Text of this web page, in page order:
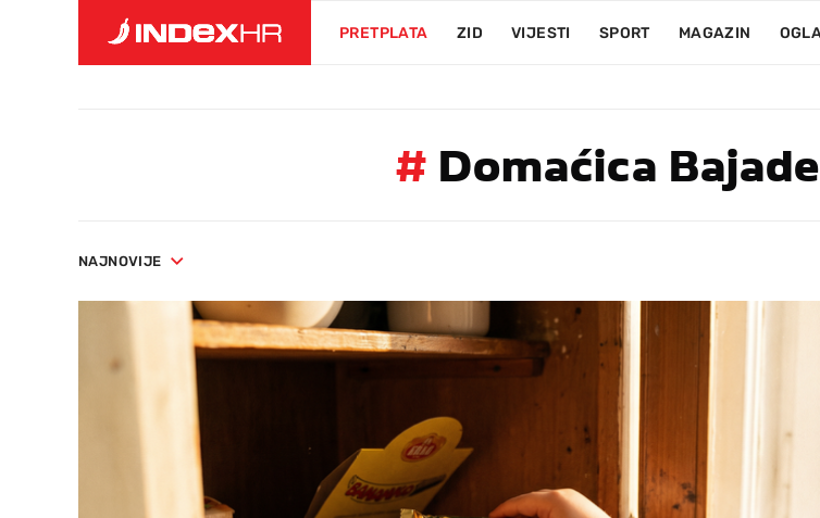
PRETPLATA ZID VIJESTI SPORT MAGAZIN
# Domaćica
NAJNOVIJE